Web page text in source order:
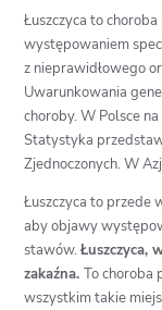
Łuszczyca to
występowaniem
z nieprawidłowego
Uwarunkowania
choroby. W Polsce
Statystyka
Zjednoczonych. W
Łuszczyca to przede
aby objawy
stawów.Łuszczyca,
zakaźna.To choroba
wszystkim takie